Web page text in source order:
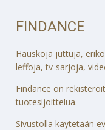
FINDANCE
Hauskoja juttuja,
leffoja, tv-sarjoja,
Findance on
tuotesijoittelua.
Sivustolla käytetään